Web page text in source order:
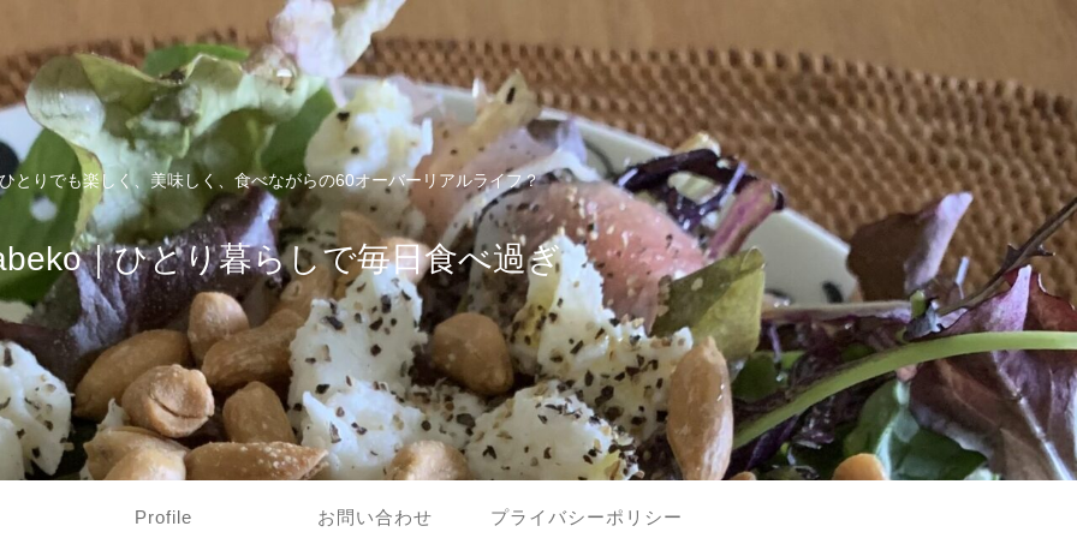
ひとりでも楽しく、美味しく、食べながらの60オーバーリアルライフ？
｜ひとり暮らしで毎日食べ過ぎ
Profile お問い合わせ プライバシーポリシー